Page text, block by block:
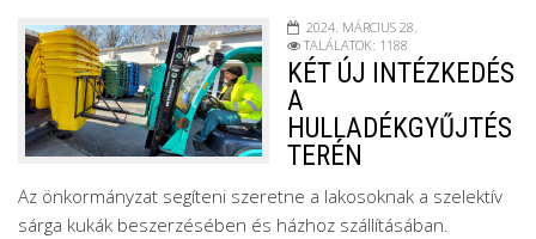
2024. MÁRCIUS 28.
TALÁLATOK: 1188
KÉT ÚJ INTÉZKEDÉS
A
HULLADÉKGYŰJTÉS
TERÉN
Az önkormányzat segíteni szeretne a lakosoknak a szelektív
sárga kukák beszerzésében és házhoz szállításában.